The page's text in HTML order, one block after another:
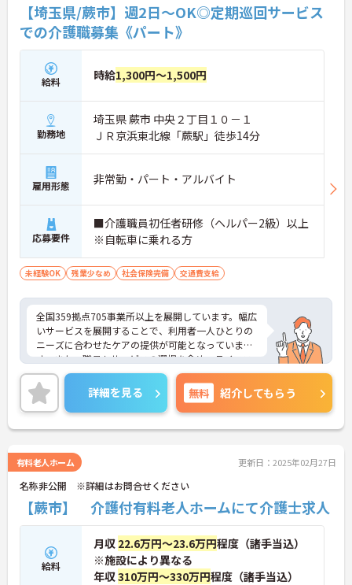
【埼玉県/蕨市】週2日～OK◎定期巡回サービス
での介護職募集《パート》
給料 時給1,300円～1,500円
勤務地
埼玉県 蕨市 中央２丁目１０－１
ＪＲ京浜東北線「蕨駅」徒歩14分
雇用形態 非常勤・パート・アルバイト
応募要件
■介護職員初任者研修（ヘルパー2級）以上
※自転車に乗れる方
未経験OK 残業少なめ 社会保険完備 交通費支給
全国359拠点705事業所以上を展開しています。幅広
いサービスを展開することで、利用者一人ひとりの
ニーズに合わせたケアの提供が可能となっていま
す。また、職員もサービスの選択を含め、ライフス
タイルに合わせた働き方の選択肢が多くあります。
入社時研修はもちろん、サービス・職種ごとに研修
カリキュラムが整っており学び成長できる環境で
す。
ご興味のある方は面接対策ポイントなどお話致しま
詳細を見る 無料 紹介してもらう
有料老人ホーム 更新日：2025年02月27日
名称非公開 ※詳細はお問合せください
【蕨市】 介護付有料老人ホームにて介護士求人
給料
月収 22.6万円～23.6万円程度（諸手当込）
※施設により異なる
年収310万円～330万円程度（諸手当込）